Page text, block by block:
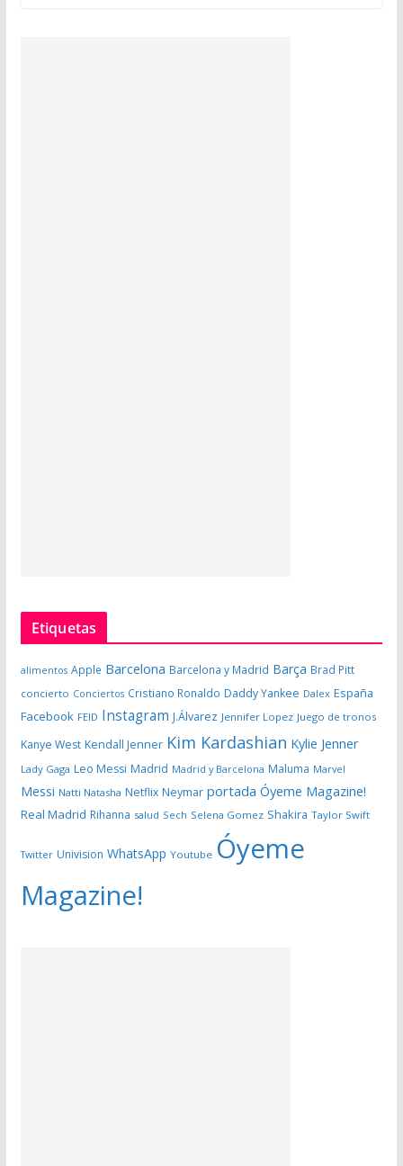
Etiquetas
alimentos Apple Barcelona Barcelona y Madrid Barça Brad Pitt
concierto Conciertos Cristiano Ronaldo Daddy Yankee Dalex España
Facebook FEID Instagram J.Álvarez Jennifer Lopez Juego de tronos
Kanye West Kendall Jenner Kim Kardashian Kylie Jenner
Lady Gaga Leo Messi Madrid Madrid y Barcelona Maluma Marvel
Messi Natti Natasha Netflix Neymar portada Óyeme Magazine!
Real Madrid Rihanna salud Sech Selena Gomez Shakira Taylor Swift
Twitter Univision WhatsApp Youtube Óyeme
Magazine!